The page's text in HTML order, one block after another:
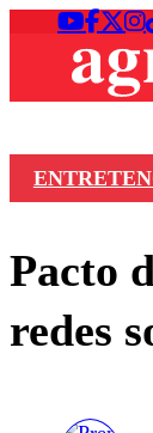
Pacto
redes